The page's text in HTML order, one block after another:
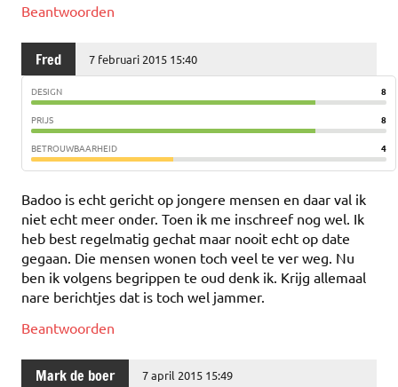
Beantwoorden
Fred 7 februari 2015 15:40
DESIGN 8
PRIJS 8
BETROUWBAARHEID 4
Badoo is echt gericht op jongere mensen en daar val ik
niet echt meer onder. Toen ik me inschreef nog wel. Ik
heb best regelmatig gechat maar nooit echt op date
gegaan. Die mensen wonen toch veel te ver weg. Nu
ben ik volgens begrippen te oud denk ik. Krijg allemaal
nare berichtjes dat is toch wel jammer.
Beantwoorden
Mark de boer 7 april 2015 15:49